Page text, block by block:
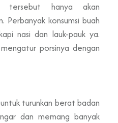
tersebut hanya akan
Perbanyak konsumsi buah
nasi dan lauk-pauk ya.
porsinya dengan
turunkan berat badan
dan memang banyak